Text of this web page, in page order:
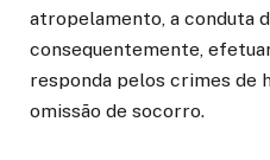
atropelamento, a conduta
consequentemente,
responda pelos crimes de
omissão de socorro.